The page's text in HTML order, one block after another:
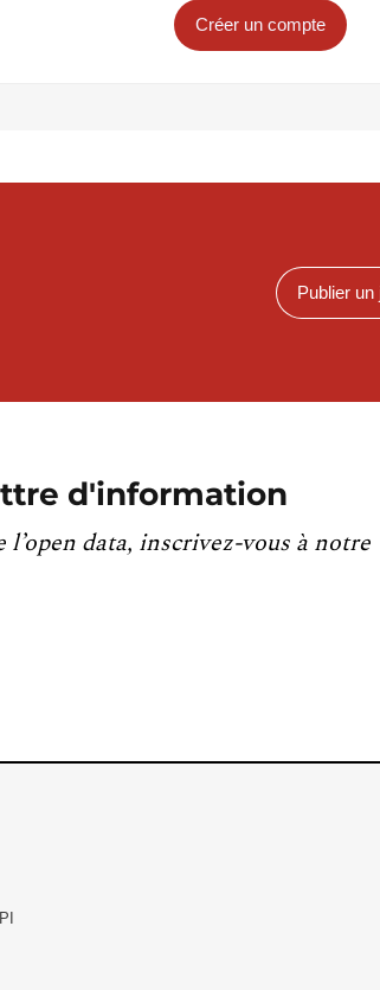
Créer un compte
Publier un
d'information
data, inscrivez-vous à notre